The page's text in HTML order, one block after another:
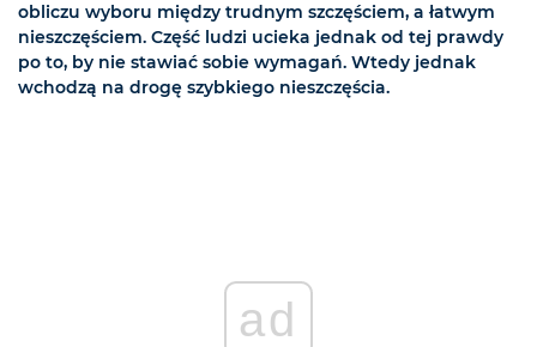
obliczu wyboru między trudnym szczęściem, a łatwym
nieszczęściem. Część ludzi ucieka jednak od tej prawdy
po to, by nie stawiać sobie wymagań. Wtedy jednak
wchodzą na drogę szybkiego nieszczęścia.
ad